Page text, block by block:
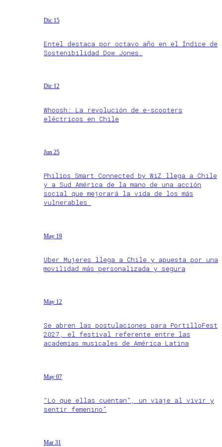
Dic 15
Entel destaca por octavo año en el Índice de
Sostenibilidad Dow Jones.
Dic 12
Whoosh: La revolución de e-scooters
eléctricos en Chile
Jun 25
Philips Smart Connected by WiZ llega a Chile
y a Sud América de la mano de una acción
social que mejorará la vida de los más
vulnerables
May 19
Uber Mujeres llega a Chile y apuesta por una
movilidad más personalizada y segura
May 12
Se abren las postulaciones para PortilloFest
2027, el festival referente entre las
academias musicales de América Latina
May 07
“Lo que ellas cuentan”, un viaje al vivir y
sentir femenino”
Mar 31